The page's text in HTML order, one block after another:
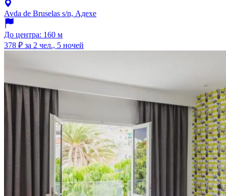
Avda de Bruselas s/n, Адехе
До центра: 160 м
378 ₽ за 2 чел., 5 ночей